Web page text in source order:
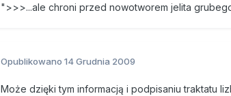
Tysiące kilometrów na południe od Los
ciągu ostatnich trzech lat w narkotykowych
marihuany. Kartele narkotykowe mają się
">>>...ale chroni przed nowotworem jelita
Opublikowano 14 Grudnia 2009
Może dzięki tym informacją i podpisaniu traktatu